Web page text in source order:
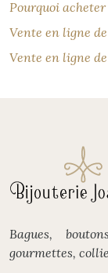
Pourquoi
Vente en ligne
Vente en ligne
Bagues,
gourmettes,